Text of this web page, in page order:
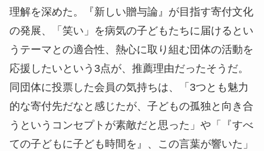
理解を深めた。『新しい贈与論』が目指す寄付文化
の発展、「笑い」を病気の子どもたちに届けるとい
うテーマとの適合性、熱心に取り組む団体の活動を
応援したいという3点が、推薦理由だったそうだ。
同団体に投票した会員の気持ちは、「3つとも魅力
的な寄付先だなと感じたが、子どもの孤独と向き合
うというコンセプトが素敵だと思った」や「『すべ
ての子どもに子ども時間を』、この言葉が響いた」